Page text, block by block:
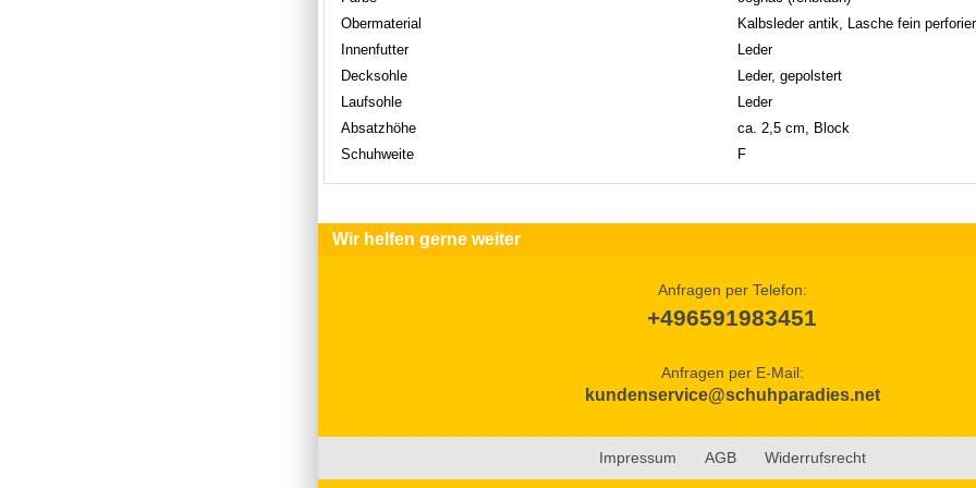
Obermaterial
Kalbsleder antik, Lasche fein
Innenfutter
Leder
Decksohle
Leder, gepolstert
Laufsohle
Leder
Absatzhöhe
ca. 2,5 cm, Block
Schuhweite
F
Wir helfen gerne weiter
Anfragen per Telefon:
+496591983451
Anfragen per E-Mail:
kundenservice@schuhparadies.net
Impressum AGB Widerrufsrecht